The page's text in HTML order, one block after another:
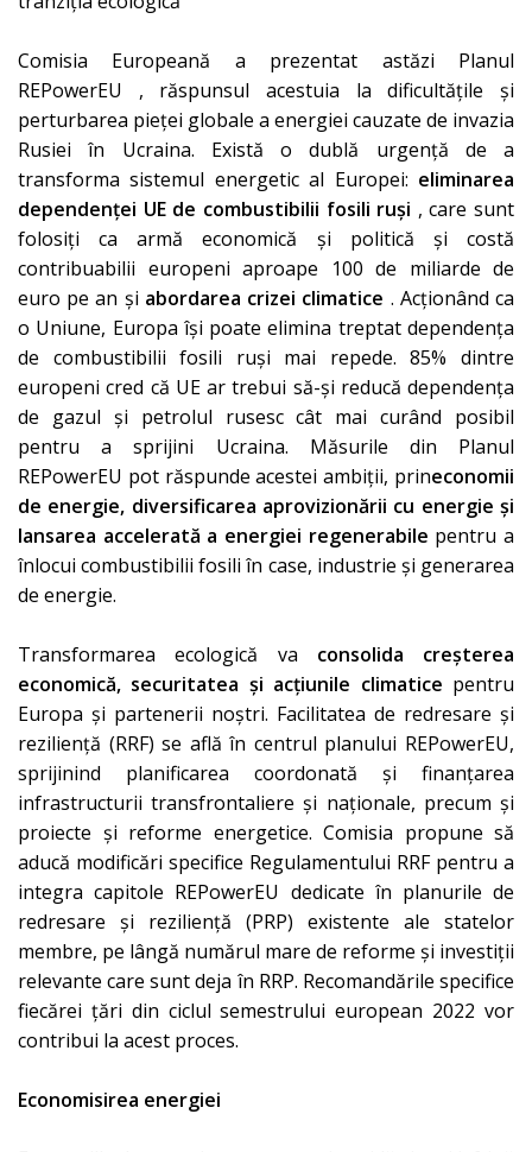
Comisia Europeană a prezentat astăzi Planul
REPowerEU , răspunsul acestuia la dificultățile și
perturbarea pieței globale a energiei cauzate de invazia
Rusiei în Ucraina. Există o dublă urgență de a
transforma sistemul energetic al Europei: eliminarea
dependenței UE de combustibilii fosili ruși , care sunt
folosiți ca armă economică și politică și costă
contribuabilii europeni aproape 100 de miliarde de
euro pe an și abordarea crizei climatice . Acționând ca
o Uniune, Europa își poate elimina treptat dependența
de combustibilii fosili ruși mai repede.85% dintre
europeni cred că UE ar trebui să-și reducă dependența
de gazul și petrolul rusesc cât mai curând posibil
pentru a sprijini Ucraina. Măsurile din Planul
REPowerEU pot răspunde acestei ambiții, prineconomii
de energie, diversificarea aprovizionării cu energie și
lansarea accelerată a energiei regenerabile pentru a
înlocui combustibilii fosili în case, industrie și generarea
de energie.
Transformarea ecologică va consolida creșterea
economică, securitatea și acțiunile climatice pentru
Europa și partenerii noștri. Facilitatea de redresare și
reziliență (RRF) se află în centrul planului REPowerEU,
sprijinind planificarea coordonată și finanțarea
infrastructurii transfrontaliere și naționale, precum și
proiecte și reforme energetice. Comisia propune să
aducă modificări specifice Regulamentului RRFpentru a
integra capitole REPowerEU dedicate în planurile de
redresare și reziliență (PRP) existente ale statelor
membre, pe lângă numărul mare de reforme și investiții
relevante care sunt deja în RRP. Recomandările specifice
fiecărei țări din ciclul semestrului european 2022 vor
contribui la acest proces.
Economisirea energiei